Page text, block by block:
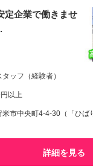
定企業で働きませ
ッフ（経験者）
以上
米市中央町4-4-30（「ひば
詳細を見る